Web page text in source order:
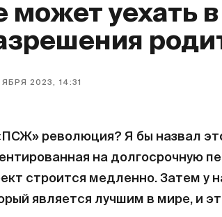
может уехать
2023, 14:31
революция? Я бы назвал
на долгосрочную
строится медленно. Затем у
является лучшим в мире, и